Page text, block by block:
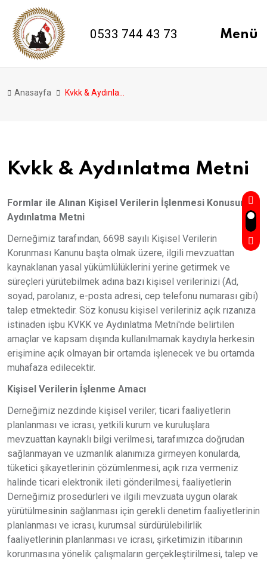
0533 744 43 73 Menü
Anasayfa
Kvkk & Aydınlatma Metni
Formlar ile Alınan Kişisel Verilerin İşlenmesi Konusunda
Aydınlatma Metni
Derneğimiz tarafından, 6698 sayılı Kişisel Verilerin
Korunması Kanunu başta olmak üzere, ilgili mevzuattan
kaynaklanan yasal yükümlülüklerini yerine getirmek ve
süreçleri yürütebilmek adına bazı kişisel verilerinizi (Ad,
soyad, parolanız, e-posta adresi, cep telefonu numarası gibi)
talep etmektedir. Söz konusu kişisel verileriniz açık rızanıza
istinaden işbu KVKK ve Aydınlatma Metni'nde belirtilen
amaçlar ve kapsam dışında kullanılmamak kaydıyla herkesin
erişimine açık olmayan bir ortamda işlenecek ve bu ortamda
muhafaza edilecektir.
Kişisel Verilerin İşlenme Amacı
Derneğimiz nezdinde kişisel veriler; ticari faaliyetlerin
planlanması ve icrası, yetkili kurum ve kuruluşlara
mevzuattan kaynaklı bilgi verilmesi, tarafımızca doğrudan
sağlanmayan ve uzmanlık alanımıza girmeyen konularda,
tüketici şikayetlerinin çözümlenmesi, açık rıza vermeniz
halinde ticari elektronik ileti gönderilmesi, faaliyetlerin
Derneğimiz prosedürleri ve ilgili mevzuata uygun olarak
yürütülmesinin sağlanması için gerekli denetim faaliyetlerinin
planlanması ve icrası, kurumsal sürdürülebilirlik
faaliyetlerinin planlanması ve icrası, şirketimizin itibarının
korunmasına yönelik çalışmaların gerçekleştirilmesi, talep ve